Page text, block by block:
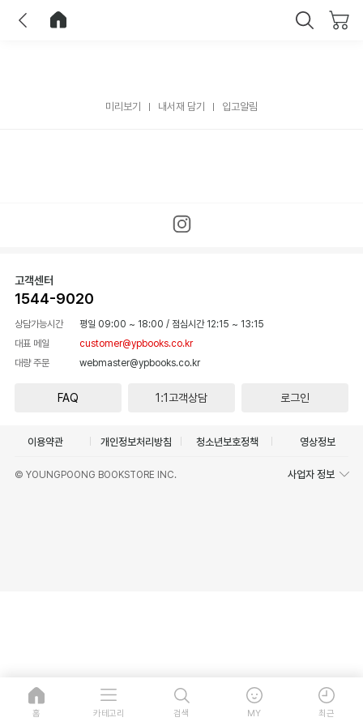
미리보기 내서재 담기 입고알림
고객센터
1544-9020
상담가능시간 평일 09:00 ~ 18:00 / 점심시간 12:15 ~ 13:15
대표 메일
customer@ypbooks.co.kr
대량 주문
webmaster@ypbooks.co.kr
FAQ 1:1고객상담 로그인
이용약관 개인정보처리방침 청소년보호정책 영상정보
© YOUNGPOONG BOOKSTORE INC. 사업자 정보
홈 카테고리 검색 MY 최근